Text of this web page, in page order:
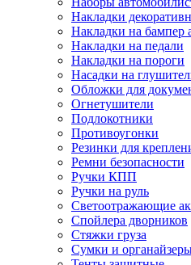
Накладки
Накладки на бампер
Накладки на педали
Накладки на пороги
Насадки на
Обложки для
Огнетушители
Подлокотники
Противоугонки
Резинки для
Ремни безопасности
Ручки КПП
Ручки на руль
Светоотражающие
Спойлера дворников
Стяжки груза
Сумки и